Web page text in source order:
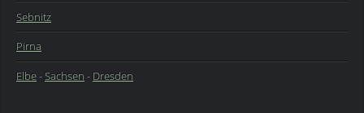
Sebnitz
Pirna
Elbe-Sachsen - Dresden